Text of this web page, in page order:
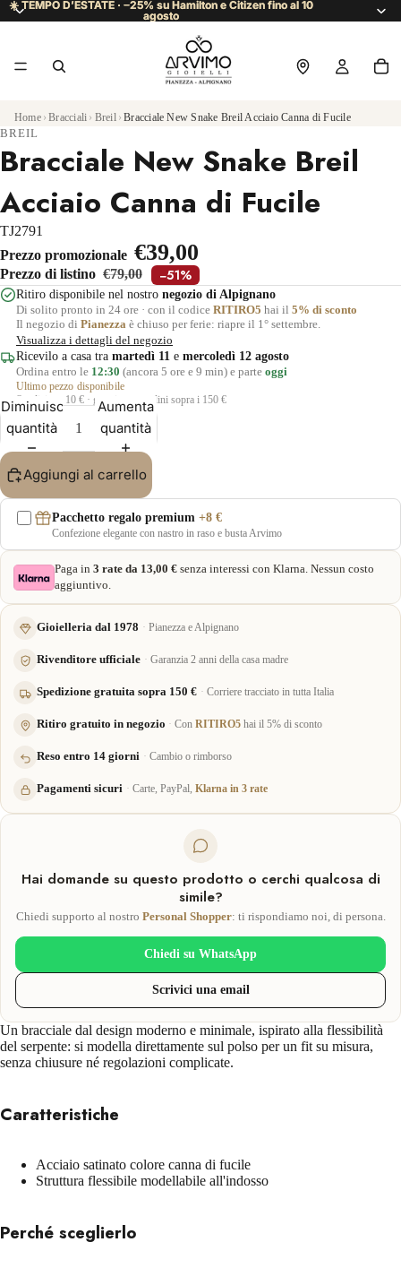
☀️ TEMPO D’ESTATE · −25% su Hamilton e Citizen fino al 10
agosto
☀️ TEMPO D’ESTATE · −25% su Hamilton e Citizen fino al 10
agosto
Home › Bracciali › Breil › Bracciale New Snake Breil Acciaio Canna di Fucile
BREIL
Bracciale New Snake Breil
Acciaio Canna di Fucile
TJ2791
Prezzo promozionale €39,00
Prezzo di listino €79,00 −51%
Ritiro disponibile nel nostro negozio di Alpignano
Di solito pronto in 24 ore · con il codice RITIRO5 hai il 5% di sconto
Il negozio di Pianezza è chiuso per ferie: riapre il 1° settembre.
Visualizza i dettagli del negozio
Ricevilo a casa tra martedì 11 e mercoledì 12 agosto
Ordina entro le 12:30 (ancora 5 ore e 9 min) e parte oggi
Ultimo pezzo disponibile
Spedizione 10 € · gratuita per ordini sopra i 150 €
Diminuisci
quantità
Aumenta
quantità
Aggiungi al carrello
Pacchetto regalo premium +8 €
Confezione elegante con nastro in raso e busta Arvimo
Paga in 3 rate da 13,00 € senza interessi con Klarna. Nessun costo
aggiuntivo.
Gioielleria dal 1978 Pianezza e Alpignano
Rivenditore ufficiale Garanzia 2 anni della casa madre
Spedizione gratuita sopra 150 € Corriere tracciato in tutta Italia
Ritiro gratuito in negozio Con RITIRO5 hai il 5% di sconto
Reso entro 14 giorni Cambio o rimborso
Pagamenti sicuri Carte, PayPal, Klarna in 3 rate
Hai domande su questo prodotto o cerchi qualcosa di
simile?
Chiedi supporto al nostro Personal Shopper: ti rispondiamo noi, di persona.
Chiedi su WhatsApp
Scrivici una email
Un bracciale dal design moderno e minimale, ispirato alla flessibilità
del serpente: si modella direttamente sul polso per un fit su misura,
senza chiusure né regolazioni complicate.
Caratteristiche
Acciaio satinato colore canna di fucile
Struttura flessibile modellabile all'indosso
Perché sceglierlo